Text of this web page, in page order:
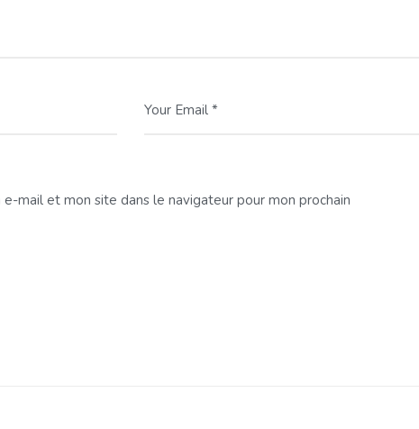
Your Email *
mail et mon site dans le navigateur pour mon prochain